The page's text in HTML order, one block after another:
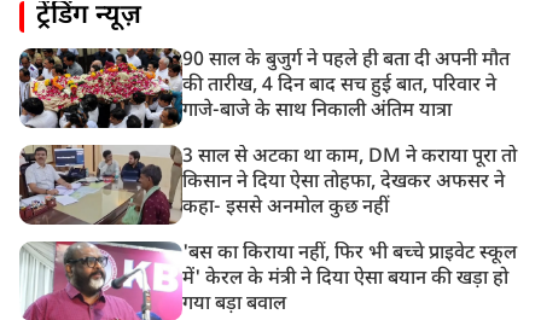
असम बाढ़: 13 जिलों में 15 लाख से ज्यादा लोग प्रभावित, मृतकों
की संख्या 98 तक पहुंची
10:21 AM
हिमाचल के चंबा में बड़ा सड़क हादसा, 7 यात्रियों की मौत; 11
घायल
ट्रेंडिंग न्यूज़
90 साल के बुजुर्ग ने पहले ही बता दी अपनी मौत
की तारीख, 4 दिन बाद सच हुई बात, परिवार ने
गाजे-बाजे के साथ निकाली अंतिम यात्रा
3 साल से अटका था काम, DM ने कराया पूरा तो
किसान ने दिया ऐसा तोहफा, देखकर अफसर ने
कहा- इससे अनमोल कुछ नहीं
'बस का किराया नहीं, फिर भी बच्चे प्राइवेट स्कूल
में' केरल के मंत्री ने दिया ऐसा बयान की खड़ा हो
गया बड़ा बवाल